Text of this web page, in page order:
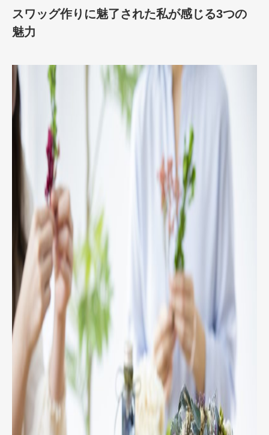
スワッグ作りに魅了された私が感じる3つの
魅力